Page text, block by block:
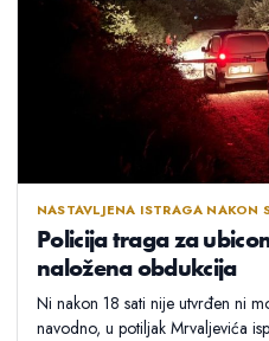
NASTAVLJENA ISTRAGA NAKON
Policija traga za
naložena obdukcija
Ni nakon 18 sati nije utvrđen ni
navodno, u potiljak Mrvaljevića